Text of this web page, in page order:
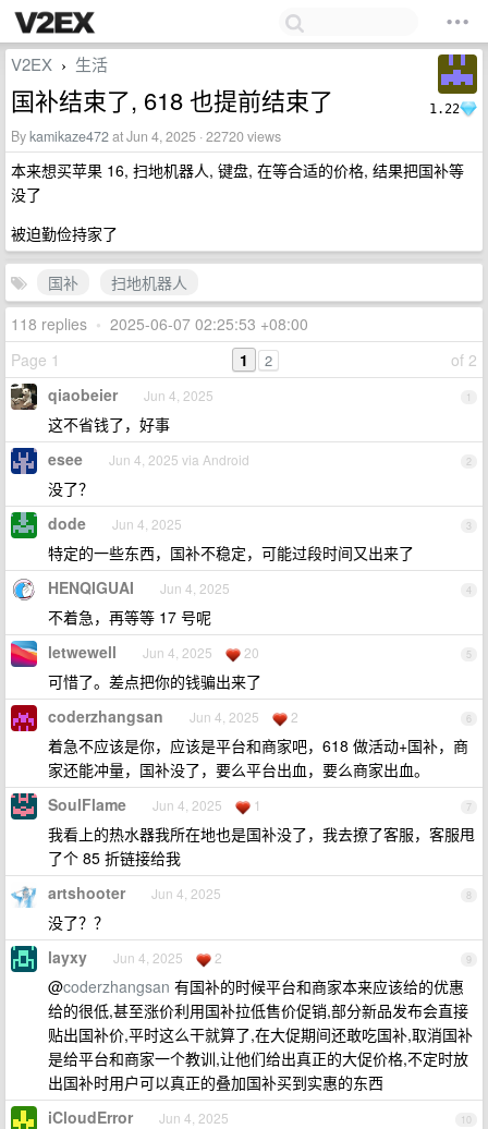
1.22
V2EX › 生活
国补结束了, 618 也提前结束了
Bykamikaze472at Jun 4, 2025 · 22720 views
本来想买苹果 16, 扫地机器人, 键盘, 在等合适的价格, 结果把国补等
没了
被迫勤俭持家了
国补
扫地机器人
118 replies • 2025-06-07 02:25:53 +08:00
Page 1
of 2
1 2
1
qiaobeier Jun 4, 2025
这不省钱了，好事
2
esee Jun 4, 2025 via Android
没了？
3
dode Jun 4, 2025
特定的一些东西，国补不稳定，可能过段时间又出来了
4
HENQIGUAI Jun 4, 2025
不着急，再等等 17 号呢
5
letwewell Jun 4, 2025 20
可惜了。差点把你的钱骗出来了
6
coderzhangsan Jun 4, 2025 2
着急不应该是你，应该是平台和商家吧，618 做活动+国补，商
家还能冲量，国补没了，要么平台出血，要么商家出血。
7
SoulFlame Jun 4, 2025 1
我看上的热水器我所在地也是国补没了，我去撩了客服，客服甩
了个 85 折链接给我
8
artshooter Jun 4, 2025
没了？？
9
layxy Jun 4, 2025 2
@coderzhangsan 有国补的时候平台和商家本来应该给的优惠
给的很低,甚至涨价利用国补拉低售价促销,部分新品发布会直接
贴出国补价,平时这么干就算了,在大促期间还敢吃国补,取消国补
是给平台和商家一个教训,让他们给出真正的大促价格,不定时放
出国补时用户可以真正的叠加国补买到实惠的东西
10
iCloudError Jun 4, 2025